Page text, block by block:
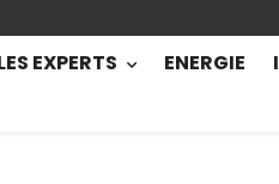
EXPERTS ENERGIE